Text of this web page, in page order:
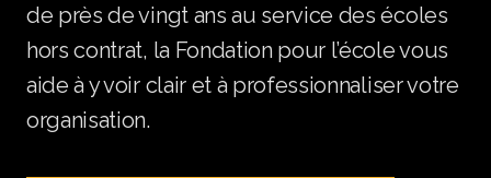
de près de vingt ans au service des écoles
hors contrat, la Fondation pour l’école vous
aide à y voir clair et à professionnaliser votre
organisation.